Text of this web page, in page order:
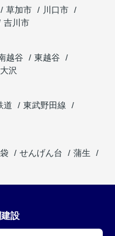
草加市
川口市
吉川市
越谷
東越谷
沢
道
東武野田線
せんげん台
蒲生
設